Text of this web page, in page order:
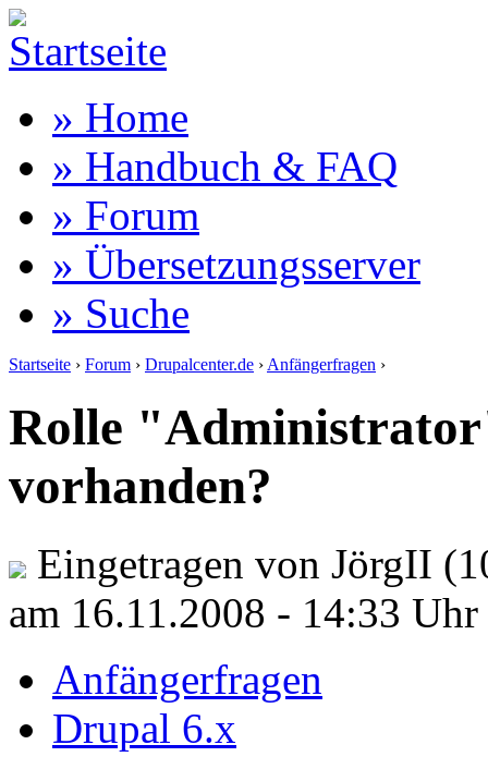
» Home
» Handbuch & FAQ
» Forum
» Übersetzungsserver
» Suche
Startseite › Forum › Drupalcenter.de › Anfängerfragen ›
Rolle
vorhanden?
Eingetragen von JörgII
am 16.11.2008 - 14:33 Uhr
Anfängerfragen
Drupal 6.x